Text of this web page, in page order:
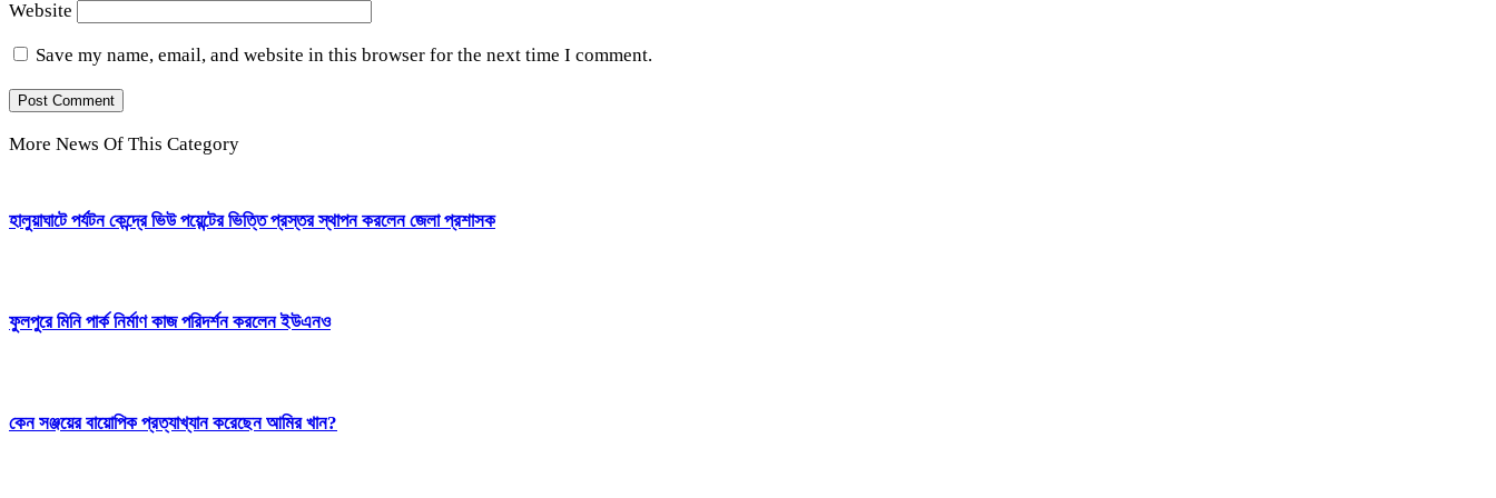
Website
Save my name, email, and website in this browser for the next time I comment.
More News Of This Category
হালুয়াঘাটে পর্যটন কেন্দ্রে ভিউ পয়েন্টের ভিত্তি প্রস্তর স্থাপন করলেন জেলা প্রশাসক
ফুলপুরে মিনি পার্ক নির্মাণ কাজ পরিদর্শন করলেন ইউএনও
কেন সঞ্জয়ের বায়োপিক প্রত্যাখ্যান করেছেন আমির খান?